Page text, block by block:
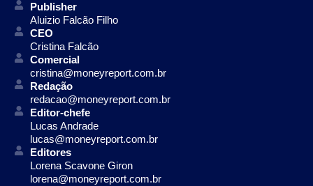
Publisher
Aluizio Falcão Filho
CEO
Cristina Falcão
Comercial
cristina@moneyreport.com.br
Redação
redacao@moneyreport.com.br
Editor-chefe
Lucas Andrade
lucas@moneyreport.com.br
Editores
Lorena Scavone Giron
lorena@moneyreport.com.br